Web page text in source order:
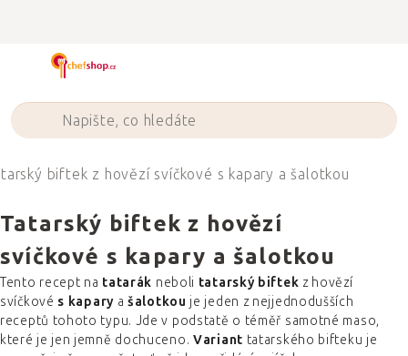
biftek z hovězí svíčkové s kapary a šalotkou
Tatarský biftek z hovězí
svíčkové s kapary a šalotkou
Tento recept na tatarák neboli tatarský biftek z hovězí
svíčkové s kaparyašalotkou je jeden z nejjednodušších
receptů tohoto typu. Jde v podstatě o téměř samotné maso,
které je jen jemně dochuceno. Variant tatarského bifteku je